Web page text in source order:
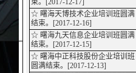
束。[2017-12-17]
☆ 曙海天博技术企业培训班圆满
结束。[2017-12-16]
☆ 曙海九天信息企业培训班圆满
结束。[2017-12-15]
☆ 曙海中正科技股份企业培训班
圆满结束。[2017-12-13]